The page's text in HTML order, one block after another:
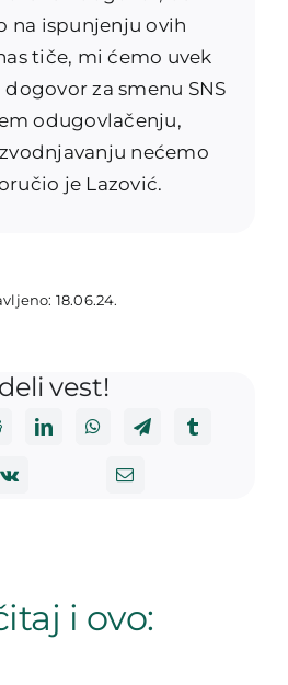
na ispunjenju ovih
tiče, mi ćemo uvek
za smenu SNS
odugovlačenju,
nećemo
je Lazović.
18.06.24.
vest!
i ovo: